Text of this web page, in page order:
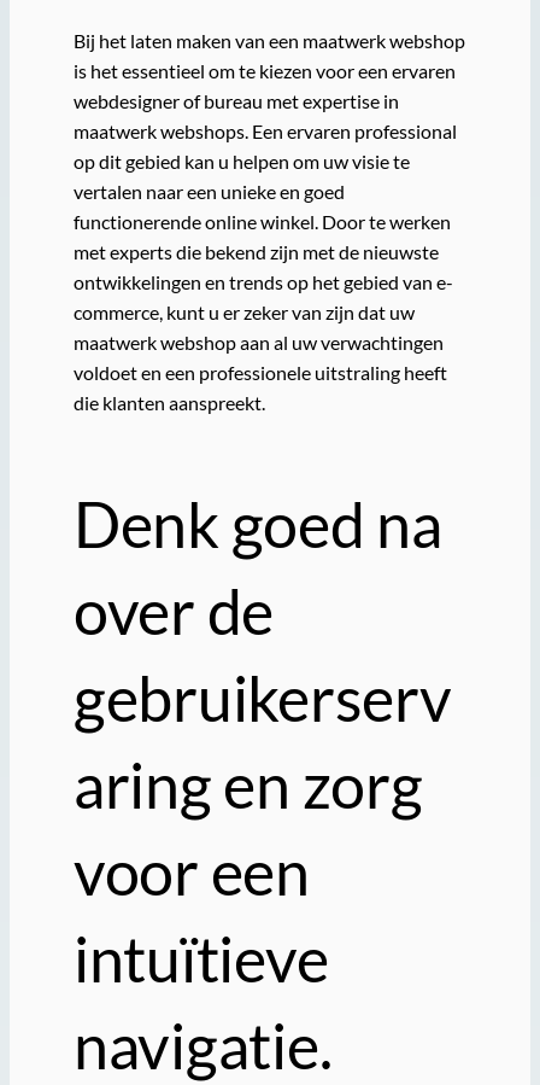
Bij het laten maken van een maatwerk webshop
is het essentieel om te kiezen voor een ervaren
webdesigner of bureau met expertise in
maatwerk webshops. Een ervaren professional
op dit gebied kan u helpen om uw visie te
vertalen naar een unieke en goed
functionerende online winkel. Door te werken
met experts die bekend zijn met de nieuwste
ontwikkelingen en trends op het gebied van e-
commerce, kunt u er zeker van zijn dat uw
maatwerk webshop aan al uw verwachtingen
voldoet en een professionele uitstraling heeft
die klanten aanspreekt.
Denk goed na
over de
gebruikerserv
aring en zorg
voor een
intuïtieve
navigatie.